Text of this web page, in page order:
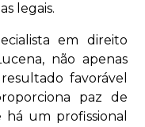
legais.
em direito
não apenas
favorável
paz de
um profissional